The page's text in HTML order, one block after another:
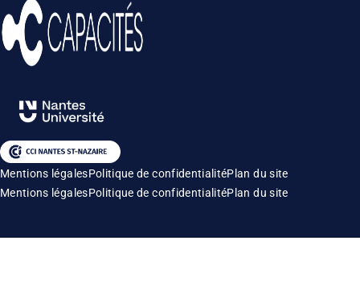
Mentions légalesPolitique de confidentialitéPlan du site
Mentions légalesPolitique de confidentialitéPlan du site